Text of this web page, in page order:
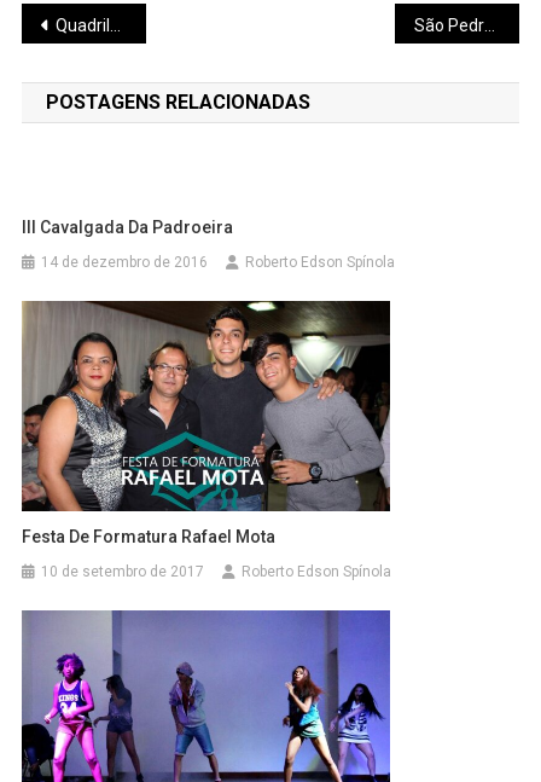
Navegação
de
Post
Quadrilha Junina, A tradição continua!
POSTAGENS RELACIONADAS
III Cavalgada Da Padroeira
14 de dezembro de 2016 Roberto Edson Spínola
Festa De Formatura Rafael Mota
10 de setembro de 2017 Roberto Edson Spínola